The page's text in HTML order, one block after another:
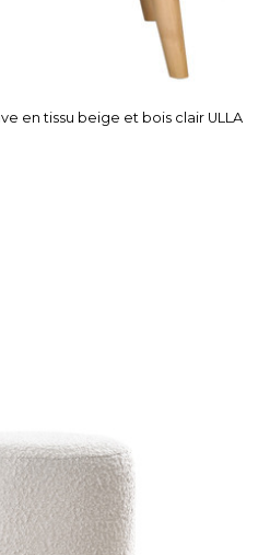
en tissu beige et bois clair ULLA